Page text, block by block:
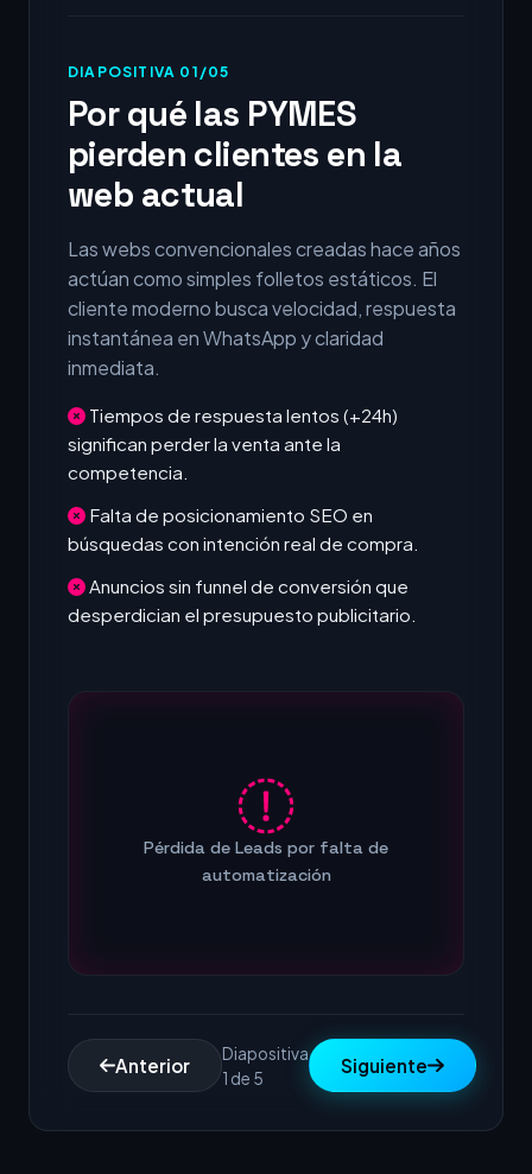
DIAPOSITIVA 01/05
Por qué las PYMES
pierden clientes en la
web actual
Las webs convencionales creadas hace años
actúan como simples folletos estáticos. El
cliente moderno busca velocidad, respuesta
instantánea en WhatsApp y claridad
inmediata.
Tiempos de respuesta lentos (+24h)
significan perder la venta ante la
competencia.
Falta de posicionamiento SEO en
búsquedas con intención real de compra.
Anuncios sin funnel de conversión que
desperdician el presupuesto publicitario.
Pérdida de Leads por falta de
automatización
Anterior
Diapositiva
1 de 5
Siguiente